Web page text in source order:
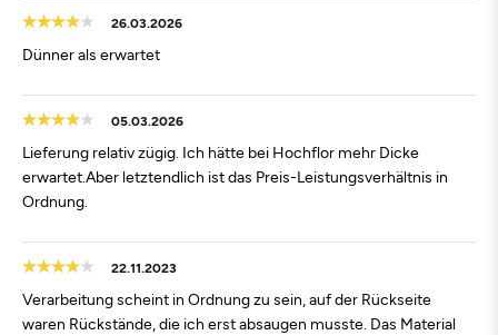
26.03.2026
Dünner als erwartet
05.03.2026
Lieferung relativ zügig. Ich hätte bei Hochflor mehr Dicke
erwartet.Aber letztendlich ist das Preis-Leistungsverhältnis in
Ordnung.
22.11.2023
Verarbeitung scheint in Ordnung zu sein, auf der Rückseite
waren Rückstände, die ich erst absaugen musste. Das Material